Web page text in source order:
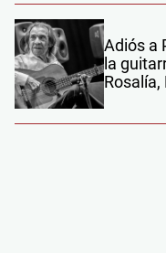
Adiós a
la